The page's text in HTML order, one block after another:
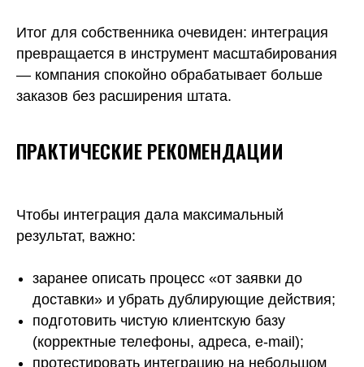
Итог для собственника очевиден: интеграция
превращается в инструмент масштабирования
— компания спокойно обрабатывает больше
заказов без расширения штата.
ПРАКТИЧЕСКИЕ РЕКОМЕНДАЦИИ
Чтобы интеграция дала максимальный
результат, важно:
заранее описать процесс «от заявки до
доставки» и убрать дублирующие действия;
подготовить чистую клиентскую базу
(корректные телефоны, адреса, e-mail);
протестировать интеграцию на небольшом